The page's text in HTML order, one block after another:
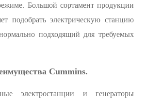
Большой сортамент продукции
подобрать электрическую станцию
подходящий для требуемых
Cummins.
электростанции и генераторы